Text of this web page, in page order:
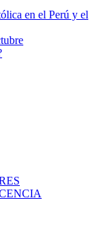
en el Perú y el